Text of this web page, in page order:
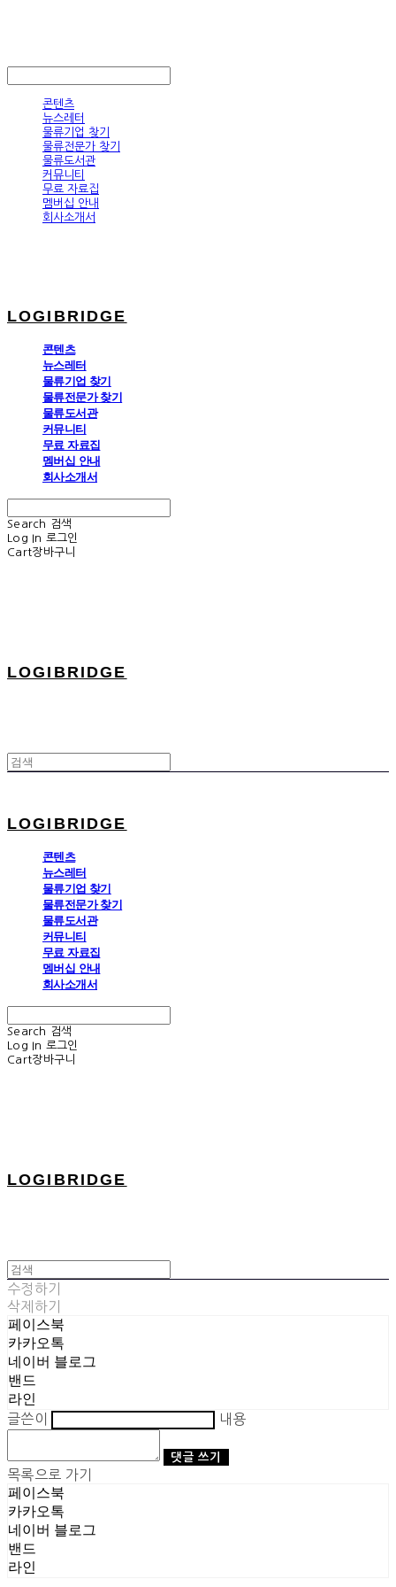
콘텐츠
뉴스레터
물류기업 찾기
물류전문가 찾기
물류도서관
커뮤니티
무료 자료집
멤버십 안내
회사소개서
LOGIBRIDGE
콘텐츠
뉴스레터
물류기업 찾기
물류전문가 찾기
물류도서관
커뮤니티
무료 자료집
멤버십 안내
회사소개서
Search
검색
Log In 로그인
Cart장바구니
LOGIBRIDGE
LOGIBRIDGE
콘텐츠
뉴스레터
물류기업 찾기
물류전문가 찾기
물류도서관
커뮤니티
무료 자료집
멤버십 안내
회사소개서
Search
검색
Log In 로그인
Cart장바구니
LOGIBRIDGE
수정하기
삭제하기
페이스북
카카오톡
네이버 블로그
밴드
라인
글쓴이 내용
댓글 쓰기
목록으로 가기
페이스북
카카오톡
네이버 블로그
밴드
라인